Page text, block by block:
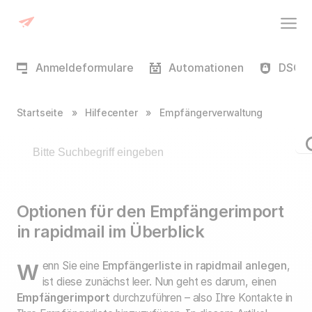
Anmeldeformulare Automationen
Startseite » Hilfecenter » Empfängerverwaltung
Optionen für den Empfängerimport
in rapidmail im Überblick
Wenn Sie eine Empfängerliste in rapidmail anlegen,
ist diese zunächst leer. Nun geht es darum, einen
Empfängerimportdurchzuführen – also Ihre Kontakte in